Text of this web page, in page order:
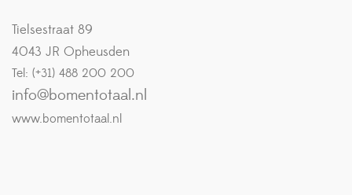
Tielsestraat 89
4043 JR Opheusden
Tel: (+31) 488 200 200
info@bomentotaal.nl
www.bomentotaal.nl